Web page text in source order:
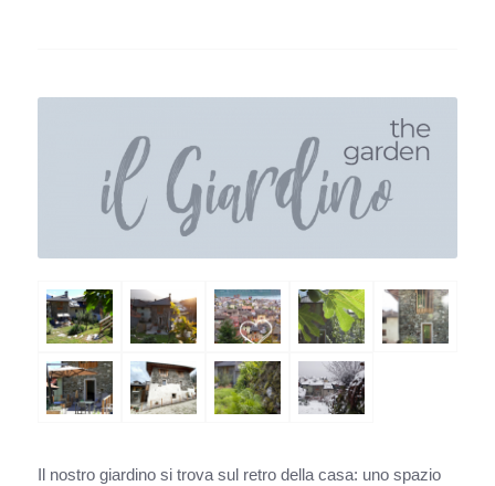
Il nostro giardino si trova sul retro della casa: uno spazio